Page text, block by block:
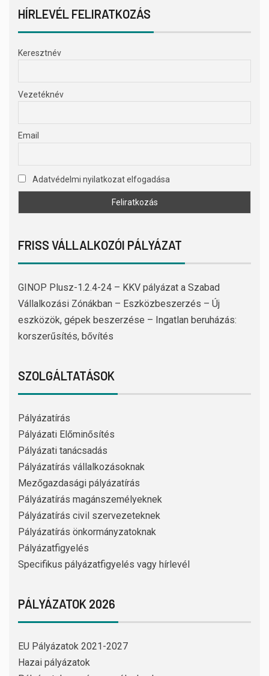
HÍRLEVÉL FELIRATKOZÁS
Keresztnév
Vezetéknév
Email
Adatvédelmi nyilatkozat elfogadása
FRISS VÁLLALKOZÓI PÁLYÁZAT
GINOP Plusz-1.2.4-24 – KKV pályázat a Szabad
Vállalkozási Zónákban – Eszközbeszerzés – Új
eszközök, gépek beszerzése – Ingatlan beruházás:
korszerűsítés, bővítés
SZOLGÁLTATÁSOK
Pályázatírás
Pályázati Előminősítés
Pályázati tanácsadás
Pályázatírás vállalkozásoknak
Mezőgazdasági pályázatírás
Pályázatírás magánszemélyeknek
Pályázatírás civil szervezeteknek
Pályázatírás önkormányzatoknak
Pályázatfigyelés
Specifikus pályázatfigyelés vagy hírlevél
PÁLYÁZATOK 2026
EU Pályázatok 2021-2027
Hazai pályázatok